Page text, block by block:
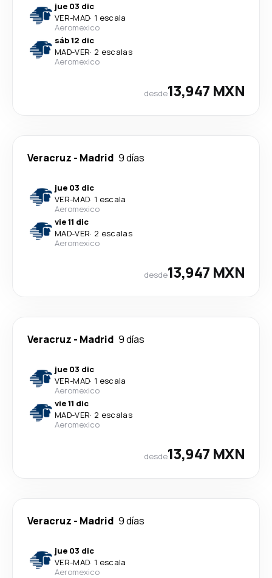
jue 03 dic
VER-MAD· 1 escala
Aeromexico
sáb 12 dic
MAD-VER· 2 escalas
Aeromexico
desde13,947 MXN
Veracruz - Madrid 9 días
jue 03 dic
VER-MAD· 1 escala
Aeromexico
vie 11 dic
MAD-VER· 2 escalas
Aeromexico
desde13,947 MXN
Veracruz - Madrid 9 días
jue 03 dic
VER-MAD· 1 escala
Aeromexico
vie 11 dic
MAD-VER· 2 escalas
Aeromexico
desde13,947 MXN
Veracruz - Madrid 9 días
jue 03 dic
VER-MAD· 1 escala
Aeromexico